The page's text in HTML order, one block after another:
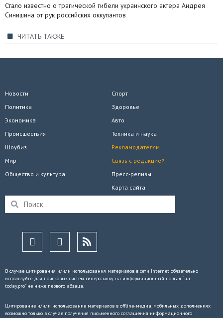
Стало известно о трагической гибели украинского актера Андрея
Синишина от рук российских оккупантов
ЧИТАТЬ ТАКЖЕ
Новости
Политика
Экономика
Происшествия
Спорт
Здоровье
Авто
Техника и наука
Шоубиз
Мир
Общество и культура
Рекламодателям
Связь с редакцией
Пресс-релизы
Карта сайта
В случае цитирования и/или использования материалов в сети Internet обязательно
используйте для поисковых систем гиперссылку на информационный портал “ua-
today.pro” не ниже первого абзаца.
Цитирование и/или использование материалов в offline-медиа, мобильных дополнениях
возможно только в случае получения письменного соглашения информационного